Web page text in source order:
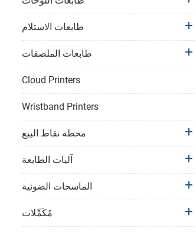
طابعات الاستلام
طابعات الملصقات
Cloud Printers
Wristband Printers
محطة نقاط البيع
آليات الطابعة
الماسحات الضوئية
مُكَمِّلات